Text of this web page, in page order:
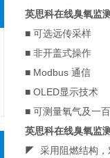
英思科在线臭氧监
■ 可选远传采样
■ 非开盖式操作
■ Modbus 通信
■ OLED显示技术
■ 可测量氧气及一
英思科在线臭氧监
◤ 采用阻燃结构，